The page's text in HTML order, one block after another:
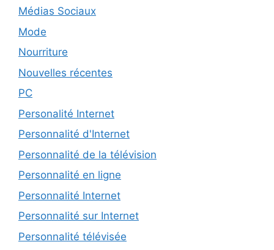
Médias Sociaux
Mode
Nourriture
Nouvelles récentes
PC
Personalité Internet
Personnalité d'Internet
Personnalité de la télévision
Personnalité en ligne
Personnalité Internet
Personnalité sur Internet
Personnalité télévisée